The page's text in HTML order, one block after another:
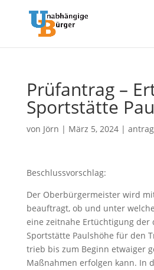
Prüfantrag –
Sportstätte
von Jörn | März 5, 2024| antrag
Beschlussvorschlag:
Der Oberbürgermeister wird
beauftragt, ob und unter
eine zeitnahe Ertüchtigung der
Sportstätte Paulshöhe für den
trieb bis zum Beginn etwaiger
Maßnahmen erfolgen kann. In